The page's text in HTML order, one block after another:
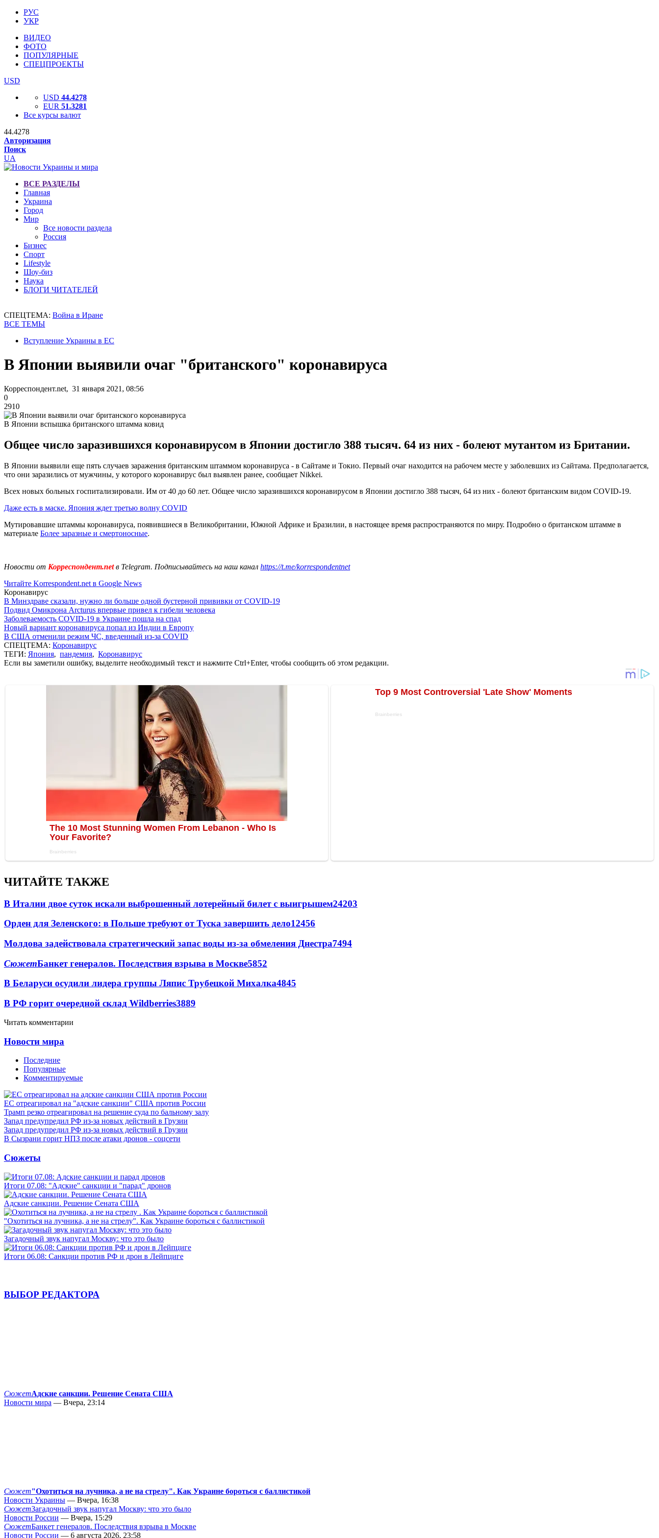
РУС
УКР
ВИДЕО
ФОТО
ПОПУЛЯРНЫЕ
СПЕЦПРОЕКТЫ
USD
USD 44.4278
EUR 51.3281
Все курсы валют
44.4278
Авторизация
Поиск
UA
ВСЕ РАЗДЕЛЫ
Главная
Украина
Город
Мир
Все новости раздела
Россия
Бизнес
Спорт
Lifestyle
Шоу-биз
Наука
БЛОГИ ЧИТАТЕЛЕЙ
СПЕЦТЕМА: Война в Иране
ВСЕ ТЕМЫ
Вступление Украины в ЕС
В Японии выявили очаг "британского" коронавируса
Корреспондент.net, 31 января 2021, 08:56
0
2910
В Японии вспышка британского штамма ковид
Общее число заразившихся коронавирусом в Японии достигло 388 тысяч. 64 из них - болеют мутантом из Британии.
В Японии выявили еще пять случаев заражения британским штаммом коронавируса - в Сайтаме и Токио. Первый очаг находится на рабочем месте у заболевших из Сайтама. Предполагается,
что они заразились от мужчины, у которого коронавирус был выявлен ранее, сообщает Nikkei.
Всех новых больных госпитализировали. Им от 40 до 60 лет. Общее число заразившихся коронавирусом в Японии достигло 388 тысяч, 64 из них - болеют британским видом COVID-19.
Даже есть в маске. Япония ждет третью волну COVID
Мутировавшие штаммы коронавируса, появившиеся в Великобритании, Южной Африке и Бразилии, в настоящее время распространяются по миру. Подробно о британском штамме в
материале Более заразные и смертоносные.
Новости от Корреспондент.netв Telegram. Подписывайтесь на наш канал https://t.me/korrespondentnet
Читайте Korrespondent.net в Google News
Коронавирус
В Минздраве сказали, нужно ли больше одной бустерной прививки от COVID-19
Подвид Омикрона Arcturus впервые привел к гибели человека
Заболеваемость COVID-19 в Украине пошла на спад
Новый вариант коронавируса попал из Индии в Европу
В США отменили режим ЧС, введенный из-за COVID
СПЕЦТЕМА: Коронавирус
ТЕГИ: Япония, пандемия, Коронавирус
Если вы заметили ошибку, выделите необходимый текст и нажмите Ctrl+Enter, чтобы сообщить об этом редакции.
ЧИТАЙТЕ ТАКЖЕ
В Италии двое суток искали выброшенный лотерейный билет с выигрышем24203
Орден для Зеленского: в Польше требуют от Туска завершить дело12456
Молдова задействовала стратегический запас воды из-за обмеления Днестра7494
СюжетБанкет генералов. Последствия взрыва в Москве5852
В Беларуси осудили лидера группы Ляпис Трубецкой Михалка4845
В РФ горит очередной склад Wildberries3889
Читать комментарии
Новости мира
Последние
Популярные
Комментируемые
ЕС отреагировал на "адские санкции" США против России
Трамп резко отреагировал на решение суда по бальному залу
Запад предупредил РФ из-за новых действий в Грузии
Запад предупредил РФ из-за новых действий в Грузии
В Сызрани горит НПЗ после атаки дронов - соцсети
Сюжеты
Итоги 07.08: "Адские" санкции и "парад" дронов
Адские санкции. Решение Сената США
"Охотиться на лучника, а не на стрелу". Как Украине бороться с баллистикой
Загадочный звук напугал Москву: что это было
Итоги 06.08: Санкции против РФ и дрон в Лейпциге
ВЫБОР РЕДАКТОРА
СюжетАдские санкции. Решение Сената США
Новости мира — Вчера, 23:14
Сюжет"Охотиться на лучника, а не на стрелу". Как Украине бороться с баллистикой
Новости Украины — Вчера, 16:38
СюжетЗагадочный звук напугал Москву: что это было
Новости России — Вчера, 15:29
СюжетБанкет генералов. Последствия взрыва в Москве
Новости России — 6 августа 2026, 23:58